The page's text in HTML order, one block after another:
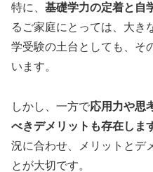
特に、 基礎学力の定着と自
るご家庭にとっては、大き
学受験の土台としても、そ
います。
しかし、一方で応用力や思
べきデメリットも存在しま
況に合わせ、メリットとデ
とが大切です。